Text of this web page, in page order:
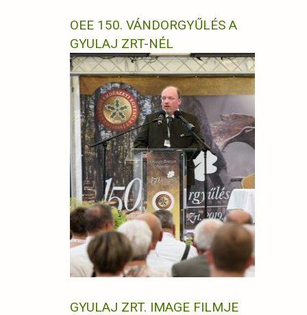
OEE 150. VÁNDORGYŰLÉS A
GYULAJ ZRT-NÉL
GYULAJ ZRT. IMAGE FILMJE